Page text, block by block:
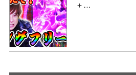
＋…